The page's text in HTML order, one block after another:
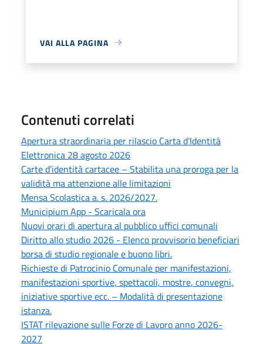
VAI ALLA PAGINA
Contenuti correlati
Apertura straordinaria per rilascio Carta d'Identità
Elettronica 28 agosto 2026
Carte d’identità cartacee – Stabilita una proroga per la
validità ma attenzione alle limitazioni
Mensa Scolastica a. s. 2026/2027.
Municipium App - Scaricala ora
Nuovi orari di apertura al pubblico uffici comunali
Diritto allo studio 2026 - Elenco provvisorio beneficiari
borsa di studio regionale e buono libri.
Richieste di Patrocinio Comunale per manifestazioni,
manifestazioni sportive, spettacoli, mostre, convegni,
iniziative sportive ecc. – Modalità di presentazione
istanza.
ISTAT rilevazione sulle Forze di Lavoro anno 2026-
2027